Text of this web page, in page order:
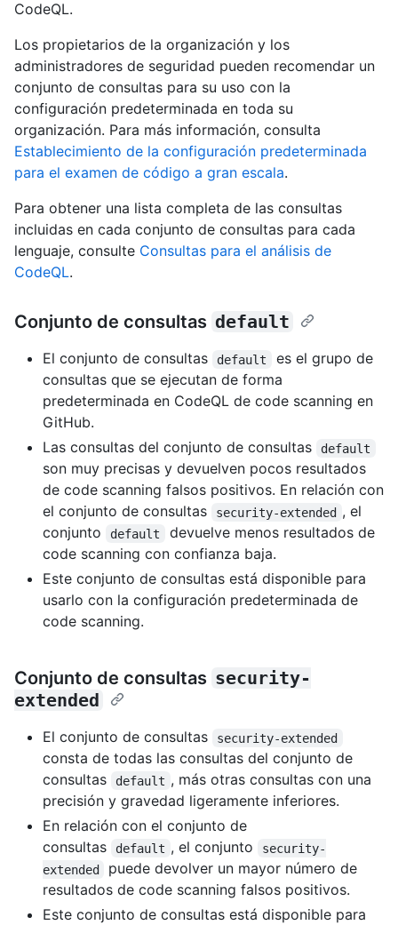
CodeQL.
Los propietarios de la organización y los
administradores de seguridad pueden recomendar un
conjunto de consultas para su uso con la
configuración predeterminada en toda su
organización. Para más información, consulta
Establecimiento de la configuración predeterminada
para el examen de código a gran escala.
Para obtener una lista completa de las consultas
incluidas en cada conjunto de consultas para cada
lenguaje, consulte Consultas para el análisis de
CodeQL.
Conjunto de consultas default
El conjunto de consultas default
es el grupo de
consultas que se ejecutan de forma
predeterminada en CodeQL de code scanning en
GitHub.
Las consultas del conjunto de consultas
default
son muy precisas y devuelven pocos resultados
de code scanning falsos positivos. En relación con
el conjunto de consultas
security-extended , el
conjunto
default
devuelve menos resultados de
code scanning con confianza baja.
Este conjunto de consultas está disponible para
usarlo con la configuración predeterminada de
code scanning.
Conjunto de consultas security-
extended
El conjunto de consultas security-extended
consta de todas las consultas del conjunto de
consultas
default , más otras consultas con una
precisión y gravedad ligeramente inferiores.
En relación con el conjunto de
consultas
default , el conjunto
security-
extended
puede devolver un mayor número de
resultados de code scanning falsos positivos.
Este conjunto de consultas está disponible para